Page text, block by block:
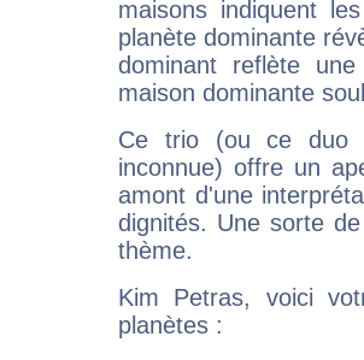
maisons indiquent
planète dominante
dominant reflète
maison dominante
Ce trio (ou ce duo
inconnue) offre un
amont d'une
dignités. Une sorte
thème.
Kim Petras, voici
planètes :